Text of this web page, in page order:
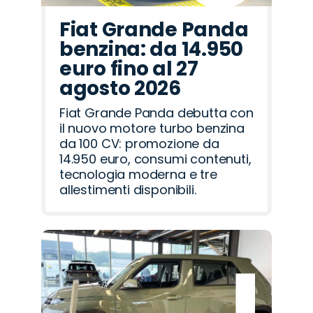
Fiat Grande Panda
benzina: da 14.950
euro fino al 27
agosto 2026
Fiat Grande Panda debutta con
il nuovo motore turbo benzina
da 100 CV: promozione da
14.950 euro, consumi contenuti,
tecnologia moderna e tre
allestimenti disponibili.